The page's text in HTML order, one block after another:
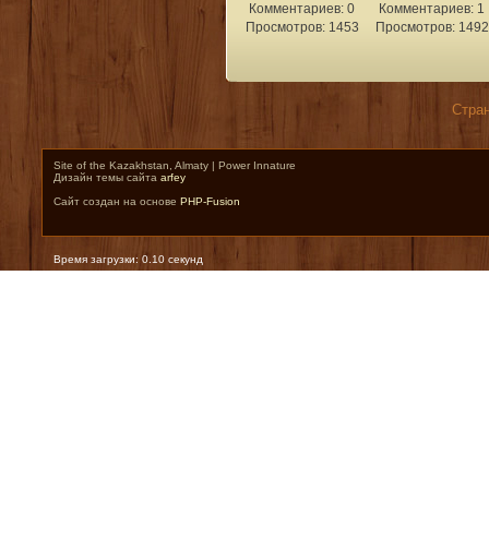
Комментариев: 0
Просмотров: 1453
Комментариев: 1
Просмотров: 1492
Site of the Kazakhstan, Almaty | Power Innature
Дизайн темы сайта arfey
Сайт создан на основе PHP-Fusion
Время загрузки: 0.10 секунд